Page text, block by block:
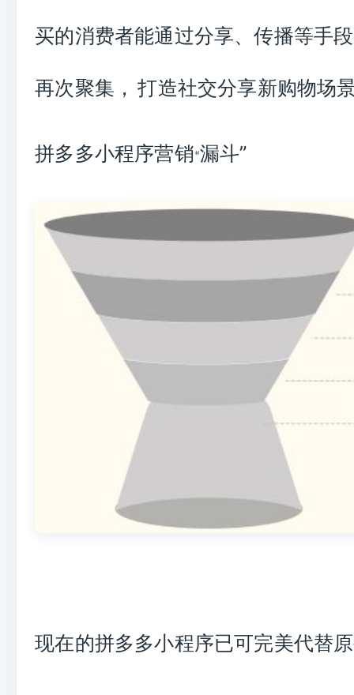
买的消费者能通过分享、传播等手
再次聚集， 打造社交分享新购物场
拼多多小程序营销“漏斗”
现在的拼多多小程序已可完美代替